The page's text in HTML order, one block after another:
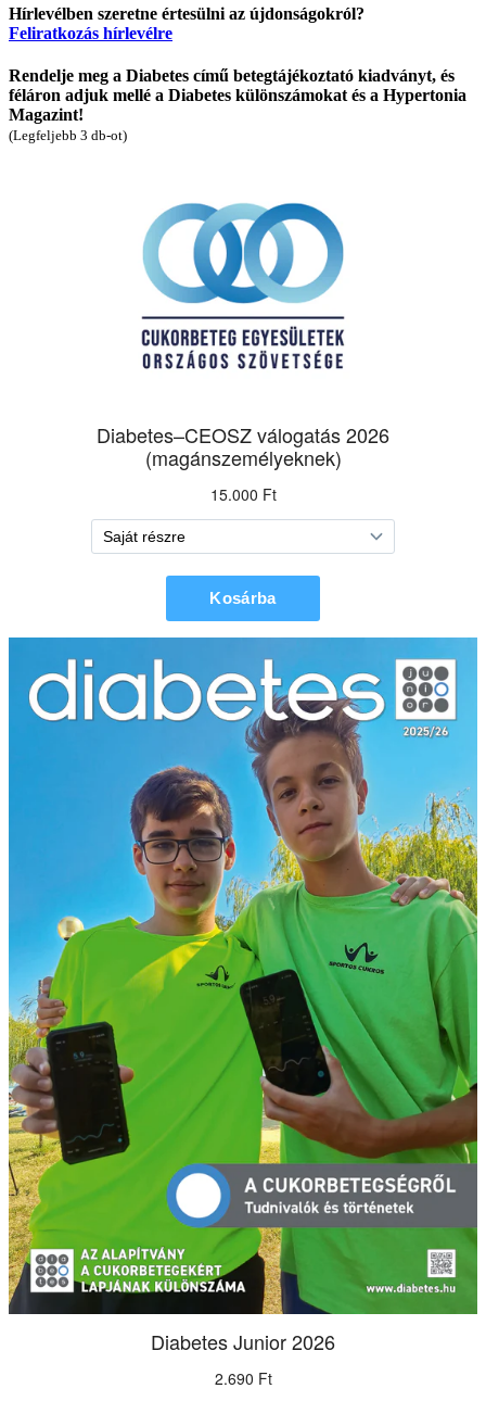
Hírlevélben szeretne értesülni az újdonságokról?
Feliratkozás hírlevélre
Rendelje meg a Diabetes című betegtájékoztató kiadványt, és
féláron adjuk mellé a Diabetes különszámokat és a Hypertonia
Magazint!
(Legfeljebb 3 db-ot)